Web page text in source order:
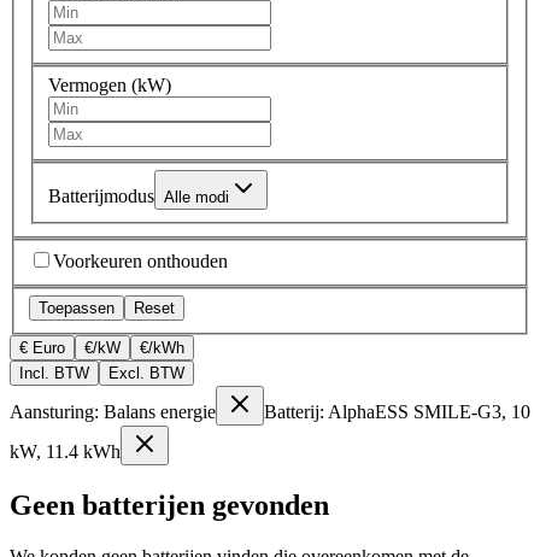
Vermogen (kW)
Batterijmodus Alle modi
Voorkeuren onthouden
Toepassen Reset
€ Euro €/kW
€/kWh
Incl. BTW
Excl. BTW
Aansturing: Balans energie
Batterij: AlphaESS SMILE-G3, 10
kW, 11.4 kWh
Geen batterijen gevonden